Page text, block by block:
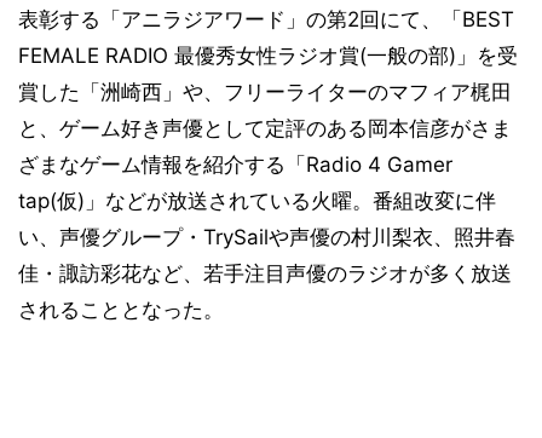
表彰する「アニラジアワード」の第2回にて、「BEST
FEMALE RADIO 最優秀女性ラジオ賞(一般の部)」を受
賞した「洲崎西」や、フリーライターのマフィア梶田
と、ゲーム好き声優として定評のある岡本信彦がさま
ざまなゲーム情報を紹介する「Radio 4 Gamer
tap(仮)」などが放送されている火曜。番組改変に伴
い、声優グループ・TrySailや声優の村川梨衣、照井春
佳・諏訪彩花など、若手注目声優のラジオが多く放送
されることとなった。